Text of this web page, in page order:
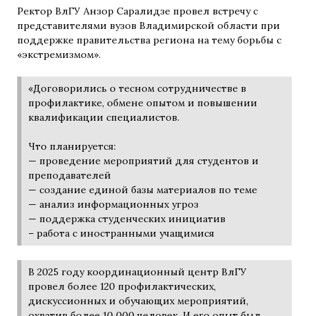
Ректор ВлГУ Анзор Саралидзе провел встречу с
представителями вузов Владимирской области при
поддержке правительства региона на тему борьбы с
«экстремизмом».
«Договорились о тесном сотрудничестве в
профилактике, обмене опытом и повышении
квалификации специалистов.
Что планируется:
— проведение мероприятий для студентов и
преподавателей
— создание единой базы материалов по теме
— анализ информационных угроз
— поддержка студенческих инициатив
– работа с иностранными учащимися
В 2025 году координационный центр ВлГУ
провел более 120 профилактических,
дискуссионных и обучающих мероприятий,